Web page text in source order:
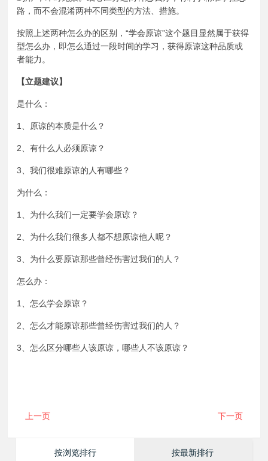
路，而不会混淆两种不同类型的方法、措施。
按照上述两种怎么办的区别，“学会原谅”这个题目显然属于获得
型怎么办，即怎么通过一段时间的学习，获得原谅这种品质或
者能力。
【立题建议】
是什么：
1、原谅的本质是什么？
2、有什么人必须原谅？
3、我们很难原谅的人有哪些？
为什么：
1、为什么我们一定要学会原谅？
2、为什么我们很多人都不想原谅他人呢？
3、为什么要原谅那些曾经伤害过我们的人？
怎么办：
1、怎么学会原谅？
2、怎么才能原谅那些曾经伤害过我们的人？
3、怎么区分哪些人该原谅，哪些人不该原谅？
上一页 下一页
按浏览排行 按最新排行